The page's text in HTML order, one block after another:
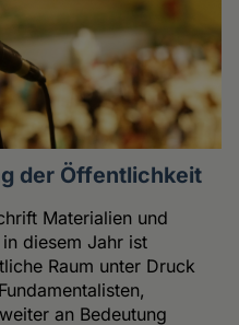
der Öffentlichkeit
Materialien und
diesem Jahr ist
Raum unter Druck
an Bedeutung